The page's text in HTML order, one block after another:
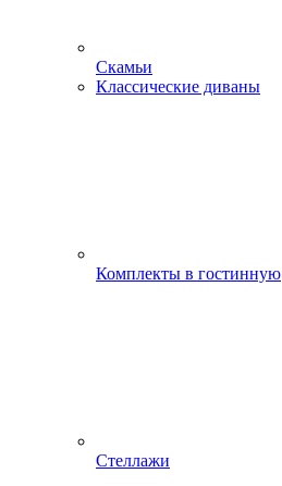
Скамьи
Классические диваны
Комплекты в гостинную
Стеллажи